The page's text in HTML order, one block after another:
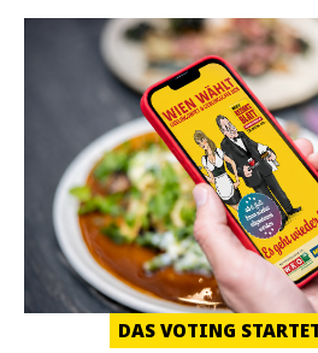
DAS VOTING